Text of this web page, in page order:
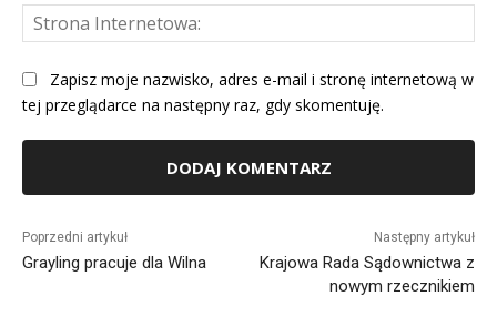
Zapisz moje nazwisko, adres e-mail i stronę internetową w
tej przeglądarce na następny raz, gdy skomentuję.
Poprzedni artykuł
Grayling pracuje dla Wilna
Następny artykuł
Krajowa Rada Sądownictwa z
nowym rzecznikiem